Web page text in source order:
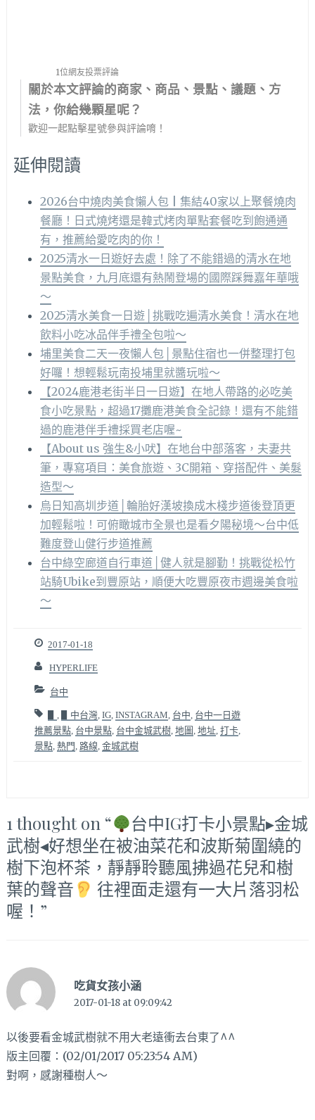
1位網友投票評論
關於本文評論的商家、商品、景點、議題、方
法，你給幾顆星呢？
歡迎一起點擊星號參與評論唷！
延伸閱讀
2026台中燒肉美食懶人包 | 集結40家以上聚餐燒肉
餐廳！日式燒烤還是韓式烤肉單點套餐吃到飽通通
有，推薦給愛吃肉的你！
2025清水一日遊好去處！除了不能錯過的清水在地
景點美食，九月底還有熱鬧登場的國際踩舞嘉年華哦
～
2025清水美食一日遊│挑戰吃遍清水美食！清水在地
飲料小吃冰品伴手禮全包啦～
埔里美食二天一夜懶人包│景點住宿也一併整理打包
好囉！想輕鬆玩南投埔里就醬玩啦～
【2024鹿港老街半日一日遊】在地人帶路的必吃美
食小吃景點，超過17攤鹿港美食全記錄！還有不能錯
過的鹿港伴手禮採買老店喔~
【About us 強生&小吠】在地台中部落客，夫妻共
筆，專寫項目：美食旅遊、3C開箱、穿搭配件、美髮
造型～
烏日知高圳步道│輪胎好漢坡換成木棧步道後登頂更
加輕鬆啦！可俯瞰城市全景也是看夕陽秘境～台中低
難度登山健行步道推薦
台中綠空廊道自行車道│健人就是腳勤！挑戰從松竹
站騎Ubike到豐原站，順便大吃豐原夜市週邊美食啦
～
2017-01-18
HYPERLIFE
台中
▋中台灣, IG, INSTAGRAM 台中
台中一日遊
推薦景點, 台中景點, 台中金城武樹, 地圖 地址, 打卡,
景點, 熱門 路線 金城武樹
1 thought on “
台中IG打卡小景點▸金城
武樹◂好想坐在被油菜花和波斯菊圍繞的
樹下泡杯茶，靜靜聆聽風拂過花兒和樹
葉的聲音
往裡面走還有一大片落羽松
喔！ ”
吃貨女孩小涵
2017-01-18 at 09:09:42
以後要看金城武樹就不用大老遠衝去台東了^^
版主回覆：(02/01/2017 05:23:54 AM)
對啊，感謝種樹人～